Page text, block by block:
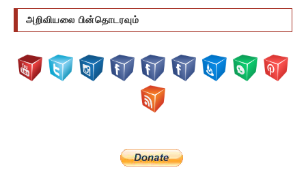
அறிவியலை பின்தொடரவும்